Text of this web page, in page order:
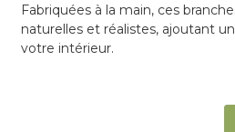
Fabriquées à la main, ces
naturelles et réalistes, ajoutant
votre intérieur.